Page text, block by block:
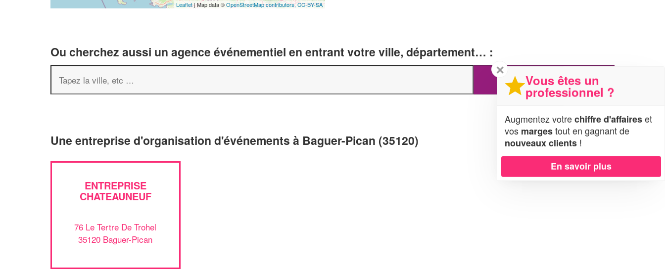
Leaflet| Map data ©OpenStreetMap contributors,CC-BY-SA
Ou cherchez aussi un agence événementiel en entrant votre ville, département… :
Une entreprise d'organisation d'événements à Baguer-Pican (35120)
ENTREPRISE
CHATEAUNEUF
76 Le Tertre De Trohel
35120 Baguer-Pican
✕
Vous êtes un
professionnel ?
Augmentez votrechiffre d'affaireset
vos margestout en gagnant de
nouveaux clients !
En savoir plus